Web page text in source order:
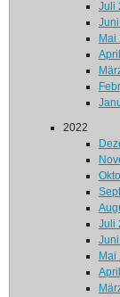
Juli
Mai
2022
Juli
Mai